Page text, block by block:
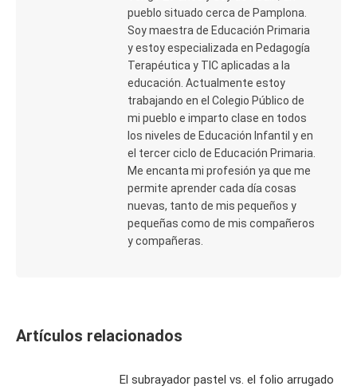
pueblo situado cerca de Pamplona.
Soy maestra de Educación Primaria
y estoy especializada en Pedagogía
Terapéutica y TIC aplicadas a la
educación. Actualmente estoy
trabajando en el Colegio Público de
mi pueblo e imparto clase en todos
los niveles de Educación Infantil y en
el tercer ciclo de Educación Primaria.
Me encanta mi profesión ya que me
permite aprender cada día cosas
nuevas, tanto de mis pequeños y
pequeñas como de mis compañeros
y compañeras.
Artículos relacionados
El subrayador pastel vs. el folio arrugado